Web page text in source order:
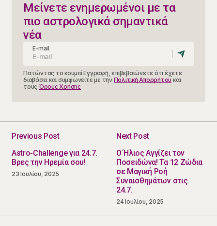
Μείνετε ενημερωμένοι με τα
πιο αστρολογικά σημαντικά
νέα
E-mail
Πατώντας το κουμπί Εγγραφή, επιβεβαιώνετε ότι έχετε
διαβάσει και συμφωνείτε με την Πολιτική Απορρήτου και
τους Όρους Χρήσης
Previous Post
Astro-Challenge για 24.7.
Βρες την Ηρεμία σου!
23 Ιουλίου, 2025
Next Post
Ο Ήλιος Αγγίζει τον
Ποσειδώνα! Τα 12 Ζώδια
σε Μαγική Ροή
Συναισθημάτων στις
24.7.
24 Ιουλίου, 2025